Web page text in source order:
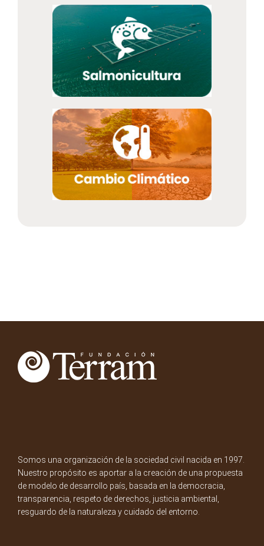
Somos una organización de la sociedad civil nacida en 1997.
Nuestro propósito es aportar a la creación de una propuesta
de modelo de desarrollo país, basada en la democracia,
transparencia, respeto de derechos, justicia ambiental,
resguardo de la naturaleza y cuidado del entorno.